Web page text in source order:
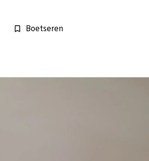
bookmark_border Boetseren